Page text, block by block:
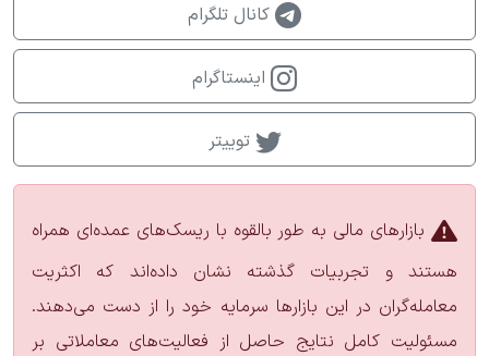
کانال تلگرام
اینستاگرام
توییتر
بازارهای مالی به طور بالقوه با ریسک‌های عمده‌ای همراه
هستند و تجربیات گذشته نشان داده‌اند که اکثریت
معامله‌گران در این بازارها سرمایه خود را از دست می‌دهند.
مسئولیت کامل نتایج حاصل از فعالیت‌های معاملاتی بر